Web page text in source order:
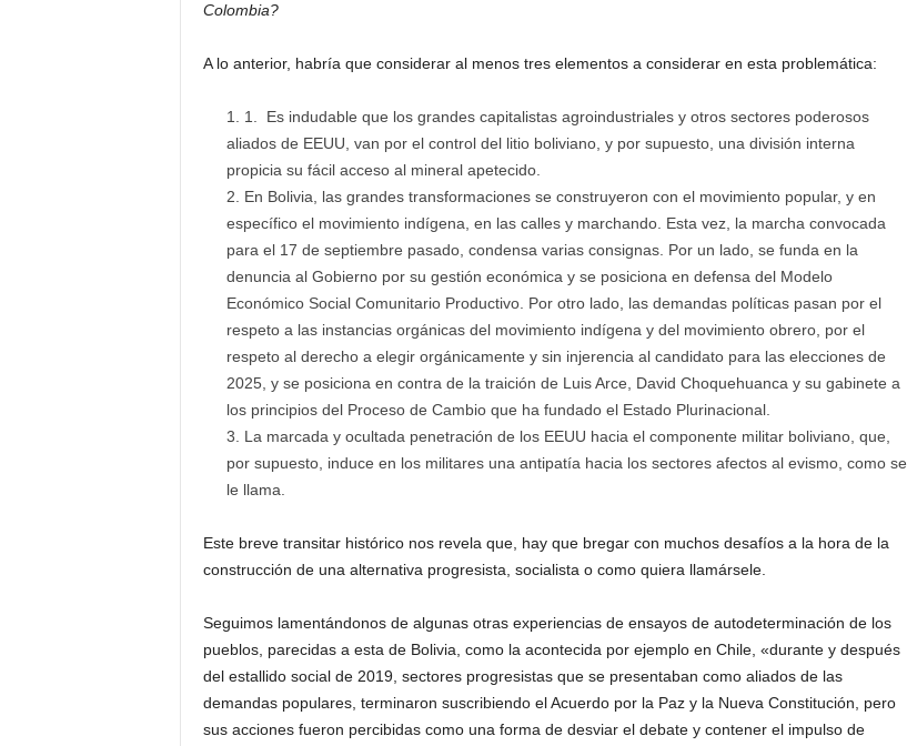
Colombia?
A lo anterior, habría que considerar al menos tres elementos a considerar en esta problemática:
1. Es indudable que los grandes capitalistas agroindustriales y otros sectores poderosos
aliados de EEUU, van por el control del litio boliviano, y por supuesto, una división interna
propicia su fácil acceso al mineral apetecido.
En Bolivia, las grandes transformaciones se construyeron con el movimiento popular, y en
específico el movimiento indígena, en las calles y marchando. Esta vez, la marcha convocada
para el 17 de septiembre pasado, condensa varias consignas. Por un lado, se funda en la
denuncia al Gobierno por su gestión económica y se posiciona en defensa del Modelo
Económico Social Comunitario Productivo. Por otro lado, las demandas políticas pasan por el
respeto a las instancias orgánicas del movimiento indígena y del movimiento obrero, por el
respeto al derecho a elegir orgánicamente y sin injerencia al candidato para las elecciones de
2025, y se posiciona en contra de la traición de Luis Arce, David Choquehuanca y su gabinete a
los principios del Proceso de Cambio que ha fundado el Estado Plurinacional.
La marcada y ocultada penetración de los EEUU hacia el componente militar boliviano, que,
por supuesto, induce en los militares una antipatía hacia los sectores afectos al evismo, como se
le llama.
Este breve transitar histórico nos revela que, hay que bregar con muchos desafíos a la hora de la
construcción de una alternativa progresista, socialista o como quiera llamársele.
Seguimos lamentándonos de algunas otras experiencias de ensayos de autodeterminación de los
pueblos, parecidas a esta de Bolivia, como la acontecida por ejemplo en Chile, «durante y después
del estallido social de 2019, sectores progresistas que se presentaban como aliados de las
demandas populares, terminaron suscribiendo el Acuerdo por la Paz y la Nueva Constitución, pero
sus acciones fueron percibidas como una forma de desviar el debate y contener el impulso de